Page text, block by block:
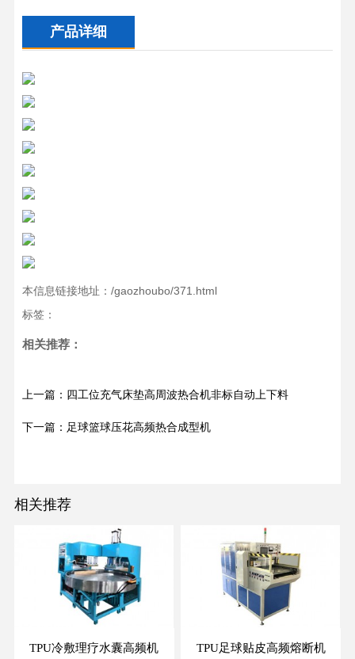
产品详细
本信息链接地址：/gaozhoubo/371.html
标签：
相关推荐：
上一篇：四工位充气床垫高周波热合机非标自动上下料
下一篇：足球篮球压花高频热合成型机
相关推荐
TPU冷敷理疗水囊高频机 TPU足球贴皮高频熔断机